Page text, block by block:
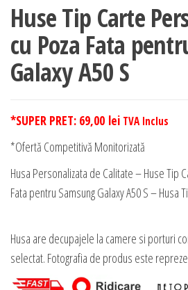
Huse Tip Carte
cu Poza Fata
Galaxy A50 S
*SUPER PRET: 69,00 lei TVA Inclus
*Ofertă Competitivă Monitorizată
Husa Personalizata de Calitate – Huse Tip
Fata pentru Samsung Galaxy A50 S – Husa
Husa are decupajele la camere si porturi
selectat. Fotografia de produs este